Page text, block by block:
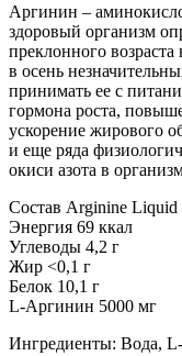
Аргинин –
здоровый организм
преклонного
в осень
принимать ее с
гормона роста,
ускорение жирового
и еще ряда
окиси азота в
Состав Arginine
Энергия 69 ккал
Углеводы 4,2 г
Жир <0,1 г
Белок 10,1 г
L-Аргинин 5000 мг
Ингредиенты: Вода,